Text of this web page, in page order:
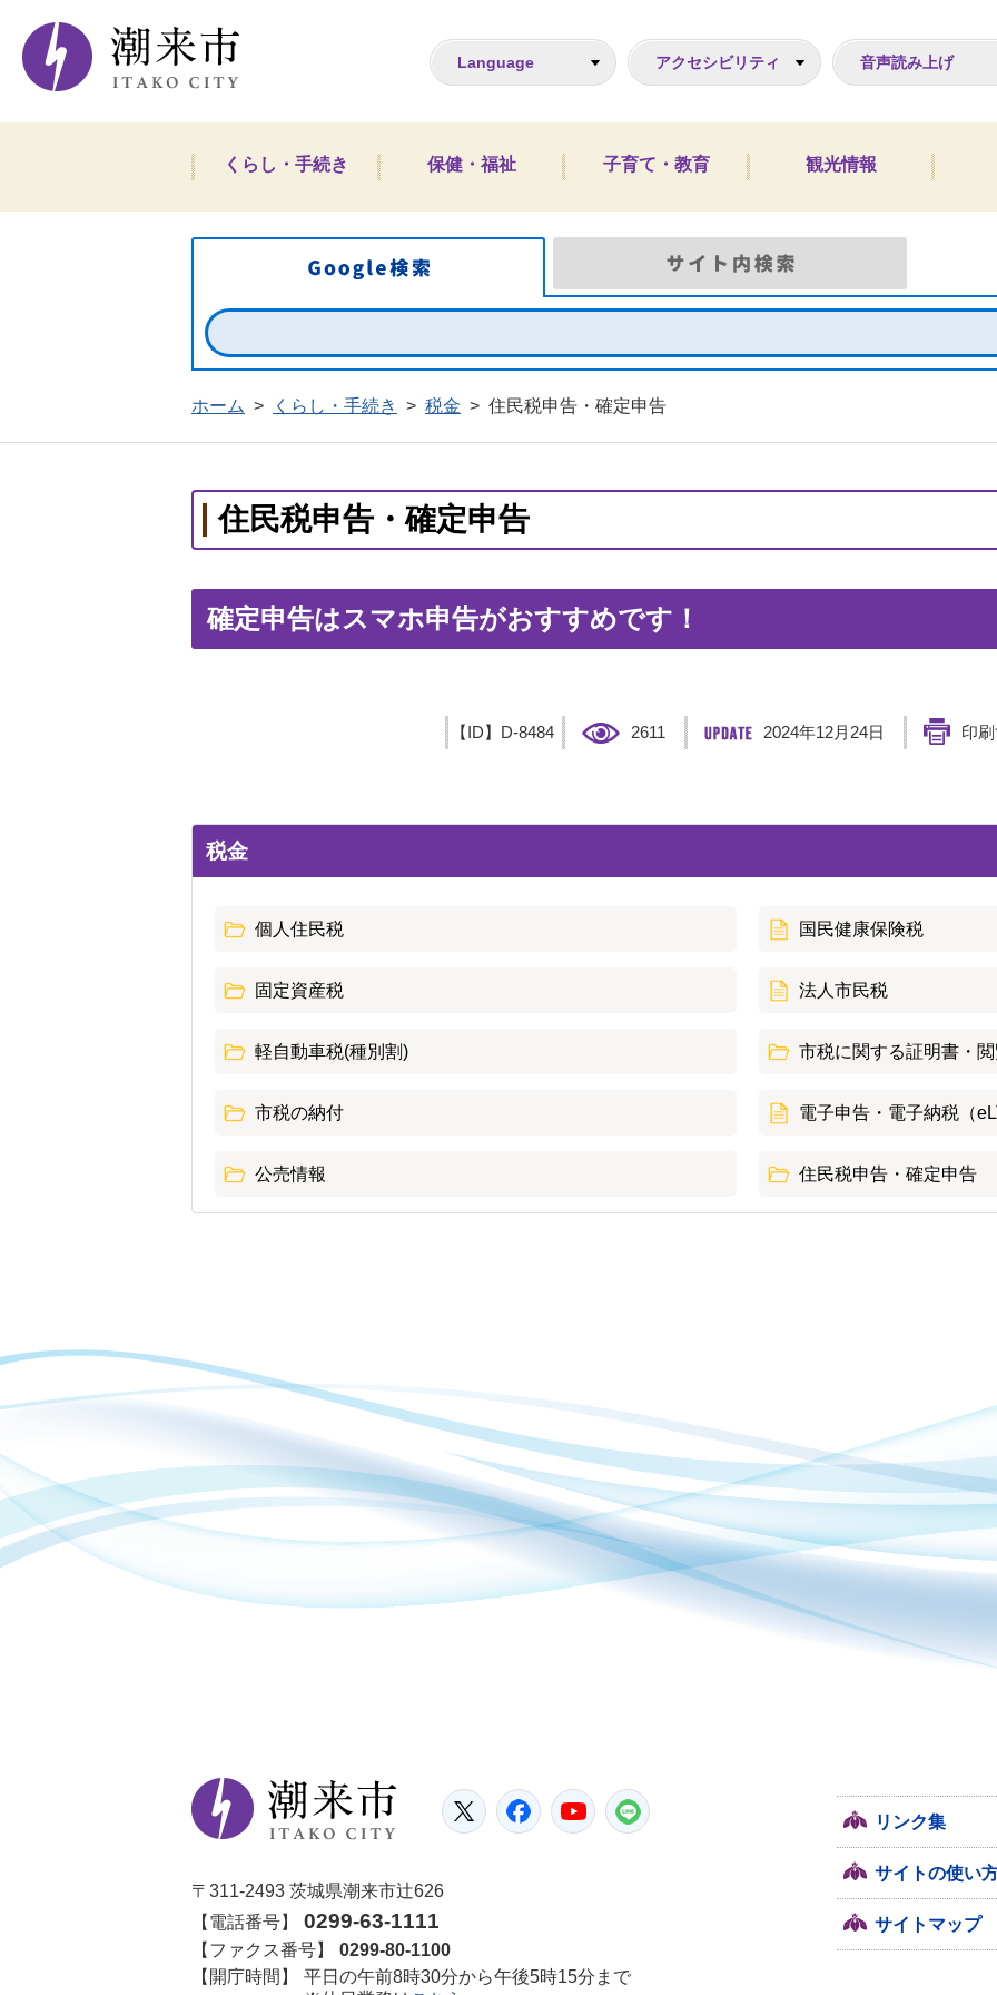
潮来市ホームページ
Language アクセシビリティ 音声読み上げ
くらし・手続き 保健・福祉 子育て・教育 観光情報
Google検索
ホーム > くらし・手続き > 税金 > 住民税申告・確定申告
住民税申告・確定申告
確定申告はスマホ申告がおすすめです！
【ID】 D-8484 2611 2024年12月24日 印
税金
個人住民税 国民健康保険税
固定資産税 法人市民税
軽自動車税(種別割) 市税に関する証明書・
市税の納付 電子申告・電子納税（
公売情報 住民税申告・確定申告
潮来市
Twitter FacebookYouTube
〒311-2493 茨城県潮来市辻626
【電話番号】
0299-63-1111
【ファクス番号】
0299-80-1100
【開庁時間】
平日の午前8時30分から午後5時15分まで
リンク集
サイトの使い
サイトマップ